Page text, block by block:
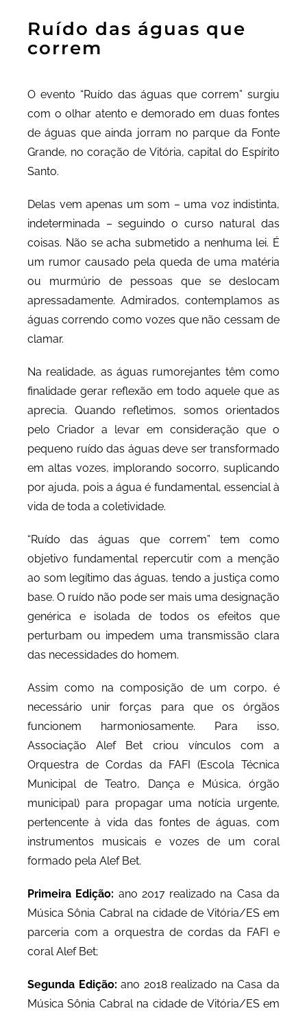
Ruído das águas que
correm
O evento “Ruído das águas que correm” surgiu
com o olhar atento e demorado em duas fontes
de águas que ainda jorram no parque da Fonte
Grande, no coração de Vitória, capital do Espírito
Santo.
Delas vem apenas um som – uma voz indistinta,
indeterminada – seguindo o curso natural das
coisas. Não se acha submetido a nenhuma lei. É
um rumor causado pela queda de uma matéria
ou murmúrio de pessoas que se deslocam
apressadamente. Admirados, contemplamos as
águas correndo como vozes que não cessam de
clamar.
Na realidade, as águas rumorejantes têm como
finalidade gerar reflexão em todo aquele que as
aprecia. Quando refletimos, somos orientados
pelo Criador a levar em consideração que o
pequeno ruído das águas deve ser transformado
em altas vozes, implorando socorro, suplicando
por ajuda, pois a água é fundamental, essencial à
vida de toda a coletividade.
“Ruído das águas que correm” tem como
objetivo fundamental repercutir com a menção
ao som legítimo das águas, tendo a justiça como
base. O ruído não pode ser mais uma designação
genérica e isolada de todos os efeitos que
perturbam ou impedem uma transmissão clara
das necessidades do homem.
Assim como na composição de um corpo, é
necessário unir forças para que os órgãos
funcionem harmoniosamente. Para isso,
Associação Alef Bet criou vínculos com a
Orquestra de Cordas da FAFI (Escola Técnica
Municipal de Teatro, Dança e Música, órgão
municipal) para propagar uma notícia urgente,
pertencente à vida das fontes de águas, com
instrumentos musicais e vozes de um coral
formado pela Alef Bet.
Primeira Edição: ano 2017 realizado na Casa da
Música Sônia Cabral na cidade de Vitória/ES em
parceria com a orquestra de cordas da FAFI e
coral Alef Bet;
Segunda Edição: ano 2018 realizado na Casa da
Música Sônia Cabral na cidade de Vitória/ES em